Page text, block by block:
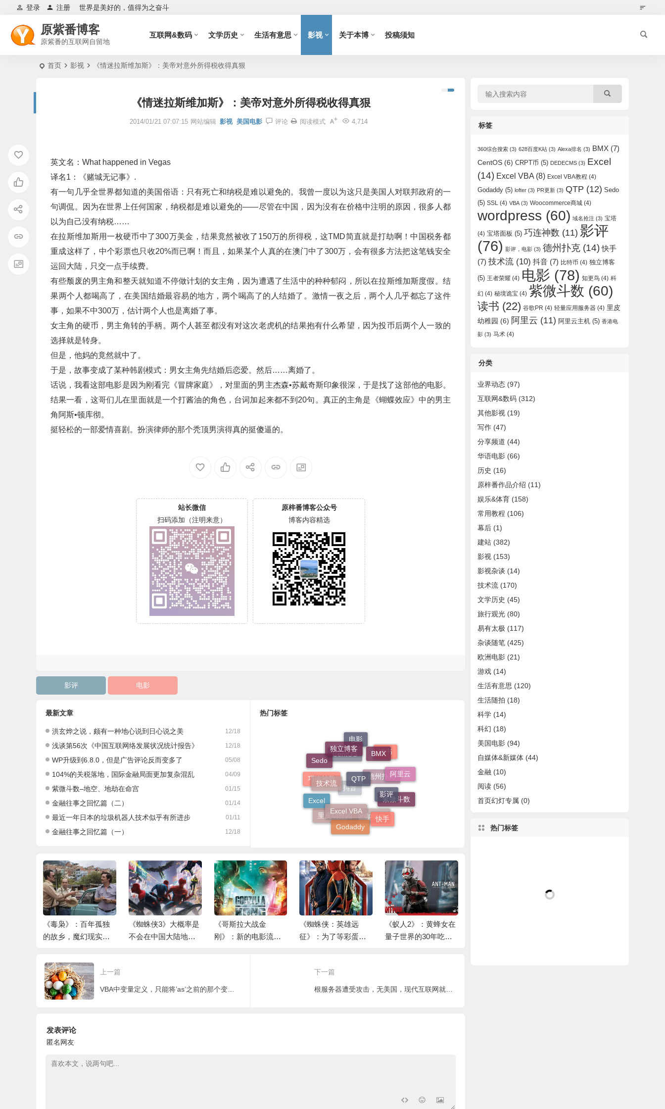
世界是美好的，值得为之奋斗
登录 注册
原紫番博客
原紫番的互联网自留地
互联网&数码 文学历史 生活有意思 影视 关于本博 投稿须知
首页 影视 《情迷拉斯维加斯》：美帝对意外所得税收得真狠
《情迷拉斯维加斯》：美帝对意外所得税收得真狠
2014/01/21 07:07:15 网站编辑 影视 美国电影 评论 4,714
阅读模式
英文名：What happened in Vegas
译名1：《赌城无记事》.
有一句几乎全世界都知道的美国俗语：只有死亡和纳税是难以避免的。我曾一度以为这只是美国人对联邦政府的一
句调侃。因为在世界上任何国家，纳税都是难以避免的——尽管在中国，因为没有在价格中注明的原因，很多人都
以为自己没有纳税……
在拉斯维加斯用一枚硬币中了300万美金，结果竟然被收了150万的所得税，这TMD简直就是打劫啊！中国税务都
重成这样了，中个彩票也只收20%而已啊！而且，如果某个人真的在澳门中了300万，会有很多方法把这笔钱安全
运回大陆，只交一点手续费。
有些颓废的男主角和整天就知道不停做计划的女主角，因为遭遇了生活中的种种郁闷，所以在拉斯维加斯度假。结
果两个人都喝高了，在美国结婚最容易的地方，两个喝高了的人结婚了。激情一夜之后，两个人几乎都忘了这件
事，如果不中300万，估计两个人也是离婚了事。
女主角的硬币，男主角转的手柄。两个人甚至都没有对这次老虎机的结果抱有什么希望，因为投币后两个人一致的
选择就是转身。
但是，他妈的竟然就中了。
于是，故事变成了某种韩剧模式：男女主角先结婚后恋爱。然后……离婚了。
话说，我看这部电影是因为刚看完《冒牌家庭》，对里面的男主杰森•苏戴奇斯印象很深，于是找了这部他的电影。
结果一看，这哥们儿在里面就是一个打酱油的角色，台词加起来都不到20句。真正的主角是《蝴蝶效应》中的男主
角阿斯•顿库彻。
挺轻松的一部爱情喜剧。扮演律师的那个秃顶男演得真的挺傻逼的。
站长微信
扫码添加（注明来意）
原梓番博客公众号
博客内容精选
影评 电影
最新文章
12/18
洪玄烨之说，颇有一种地心说到日心说之美
12/18
浅谈第56次《中国互联网络发展状况统计报告》
05/08
WP升级到6.8.0，但是广告评论反而变多了
04/09
104%的关税落地，国际金融局面更加复杂混乱
01/15
紫微斗数–地空、地劫在命宫
01/14
金融往事之回忆篇（二）
01/11
最近一年日本的垃圾机器人技术似乎有所进步
12/18
金融往事之回忆篇（一）
热门标签
CentOS
电影
读书
德州扑克
抖音
巧连神数
Sedo
独立博客
BMX
阿里云
紫微斗数
wordpress
里皮幼稚园
Excel
技术流
QTP
影评
快手
Godaddy
《毒枭》：百年孤独
的故乡，魔幻现实的
《蜘蛛侠3》大概率是
不会在中国大陆地区
《哥斯拉大战金
刚》：新的电影流派
《蜘蛛侠：英雄远
征》：为了等彩蛋我
《蚁人2》：黄蜂女在
量子世界的30年吃什
上一篇 下一篇
发表评论
匿名网友
标签
360综合搜索 (3) 628百度K站 (3) Alexa排名 (3) BMX (7)
CentOS (6) CRPT币 (5) DEDECMS (3) Excel
(14) Excel VBA (8) Excel VBA教程 (4)
Godaddy (5) lofter (3) PR更新 (3) QTP (12) Sedo
(5) SSL (4) VBA (3) Woocommerce商城 (4)
wordpress (60) 域名抢注 (3) 宝塔
(4) 宝塔面板 (5) 巧连神数 (11) 影评
(76) 影评，电影 (3) 德州扑克 (14) 快手
(7) 技术流 (10) 抖音 (7) 比特币 (4) 独立博客
(5) 王者荣耀 (4) 电影 (78) 知更鸟 (4) 科
幻 (4) 秘境诡宝 (4) 紫微斗数 (60)
读书 (22) 谷歌PR (4) 轻量应用服务器 (4) 里皮
幼稚园 (6) 阿里云 (11) 阿里云主机 (5) 香港电
影 (3) 马术 (4)
分类
业界动态 (97)
互联网&数码 (312)
其他影视 (19)
写作 (47)
分享频道 (44)
华语电影 (66)
历史 (16)
原梓番作品介绍 (11)
娱乐&体育 (158)
常用教程 (106)
幕后 (1)
建站 (382)
影视 (153)
影视杂谈 (14)
技术流 (170)
文学历史 (45)
旅行观光 (80)
易有太极 (117)
杂谈随笔 (425)
欧洲电影 (21)
游戏 (14)
生活有意思 (120)
生活随拍 (18)
科学 (14)
科幻 (18)
美国电影 (94)
自媒体&新媒体 (44)
金融 (10)
阅读 (56)
首页幻灯专属 (0)
热门标签